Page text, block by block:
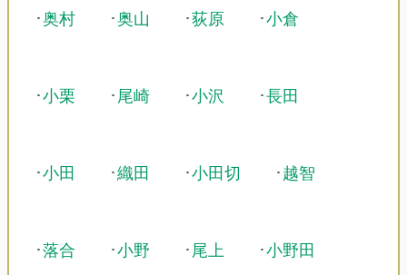
･奥村 ･奥山 ･荻原 ･小倉
･小栗 ･ 尾崎 ･小沢 ･長田
･小田 ･織田 ･小田切 ･越智
･落合 ･小野 ･ 尾上 ･小野田